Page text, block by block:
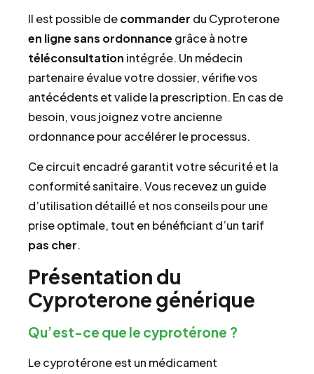
Il est possible decommander du Cyproterone
en lignesans ordonnance grâce à notre
téléconsultation intégrée. Un médecin
partenaire évalue votre dossier, vérifie vos
antécédents et valide la prescription. En cas de
besoin, vous joignez votre ancienne
ordonnance pour accélérer le processus.
Ce circuit encadré garantit votre sécurité et la
conformité sanitaire. Vous recevez un guide
d’utilisation détaillé et nos conseils pour une
prise optimale, tout en bénéficiant d’un tarif
pas cher.
Présentation du
Cyproterone générique
Qu’est-ce que le cyprotérone ?
Le cyprotérone est un médicament